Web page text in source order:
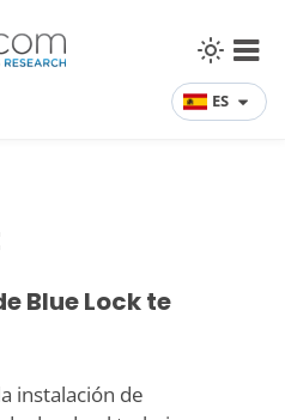
ES
Blue Lock te
instalación de